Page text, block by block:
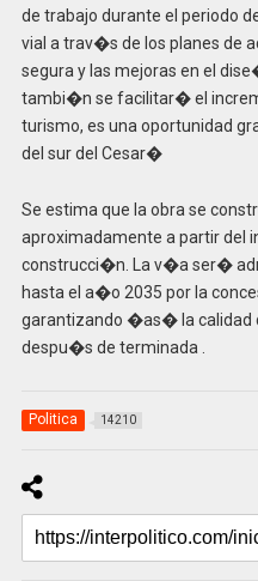
de trabajo durante el periodo
vial a trav�s de los planes de
segura y las mejoras en el
tambi�n se facilitar� el
turismo, es una oportunidad
del sur del Cesar�
Se estima que la obra se
aproximadamente a partir del
construcci�n. La v�a ser�
hasta el a�o 2035 por la
garantizando �as� la
despu�s de terminada .
Politica 14210